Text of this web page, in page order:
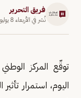
فريق التحرير
نُشر في الأربعاء 8 يوليو 2026
توقّع المركز
اليوم، استمرار